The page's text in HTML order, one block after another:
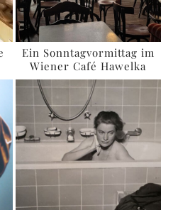
Ein Sonntagvormittag im
Wiener Café Hawelka